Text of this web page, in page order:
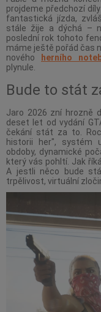
projdeme předchozí
fantastická jízda,
stále žije a dýchá –
poslední rok tohoto
máme ještě pořád čas
nového herního
plynule.
Bude to stát
Jaro 2026 zní hrozně
deset let od vydání
čekání stát za to.
historii her", systém
obdoby, dynamické
který vás pohltí. Jak
A jestli něco bude
trpělivost, virtuální